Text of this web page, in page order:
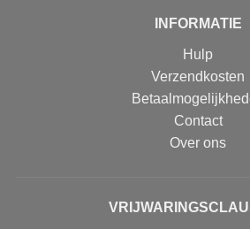
INFORMATIE
Hulp
Verzendkosten
Contact
Over ons